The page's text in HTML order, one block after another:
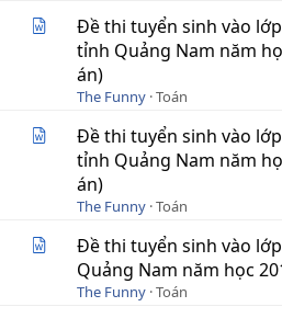
Đề thi tuyển sinh vào
tỉnh Quảng Nam năm
án)
The Funny Toán
Đề thi tuyển sinh vào
tỉnh Quảng Nam năm
án)
The Funny Toán
Đề thi tuyển sinh vào
Quảng Nam năm học
The Funny Toán